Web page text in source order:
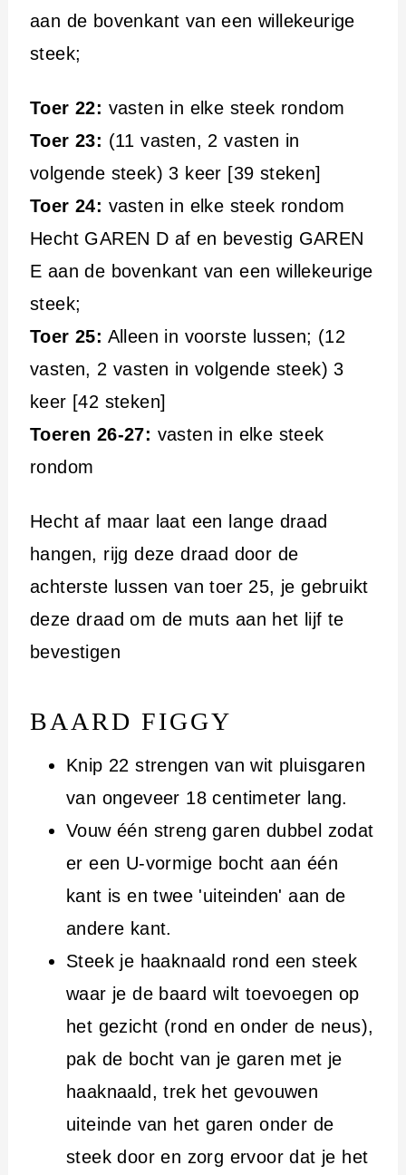
aan de bovenkant van een willekeurige
steek;
Toer 22: vasten in elke steek rondom
Toer 23: (11 vasten, 2 vasten in
volgende steek) 3 keer [39 steken]
Toer 24: vasten in elke steek rondom
Hecht GAREN D af en bevestig GAREN
E aan de bovenkant van een willekeurige
steek;
Toer 25: Alleen in voorste lussen; (12
vasten, 2 vasten in volgende steek) 3
keer [42 steken]
Toeren 26-27: vasten in elke steek
rondom
Hecht af maar laat een lange draad
hangen, rijg deze draad door de
achterste lussen van toer 25, je gebruikt
deze draad om de muts aan het lijf te
bevestigen
BAARD FIGGY
Knip 22 strengen van wit pluisgaren
van ongeveer 18 centimeter lang.
Vouw één streng garen dubbel zodat
er een U-vormige bocht aan één
kant is en twee 'uiteinden' aan de
andere kant.
Steek je haaknaald rond een steek
waar je de baard wilt toevoegen op
het gezicht (rond en onder de neus),
pak de bocht van je garen met je
haaknaald, trek het gevouwen
uiteinde van het garen onder de
steek door en zorg ervoor dat je het